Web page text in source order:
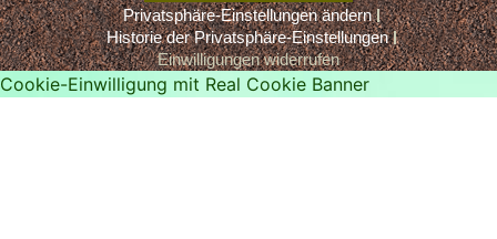
Privatsphäre-Einstellungen ändern
Historie der Privatsphäre-Einstellungen
Einwilligungen widerrufen
Cookie-Einwilligung mit Real Cookie Banner